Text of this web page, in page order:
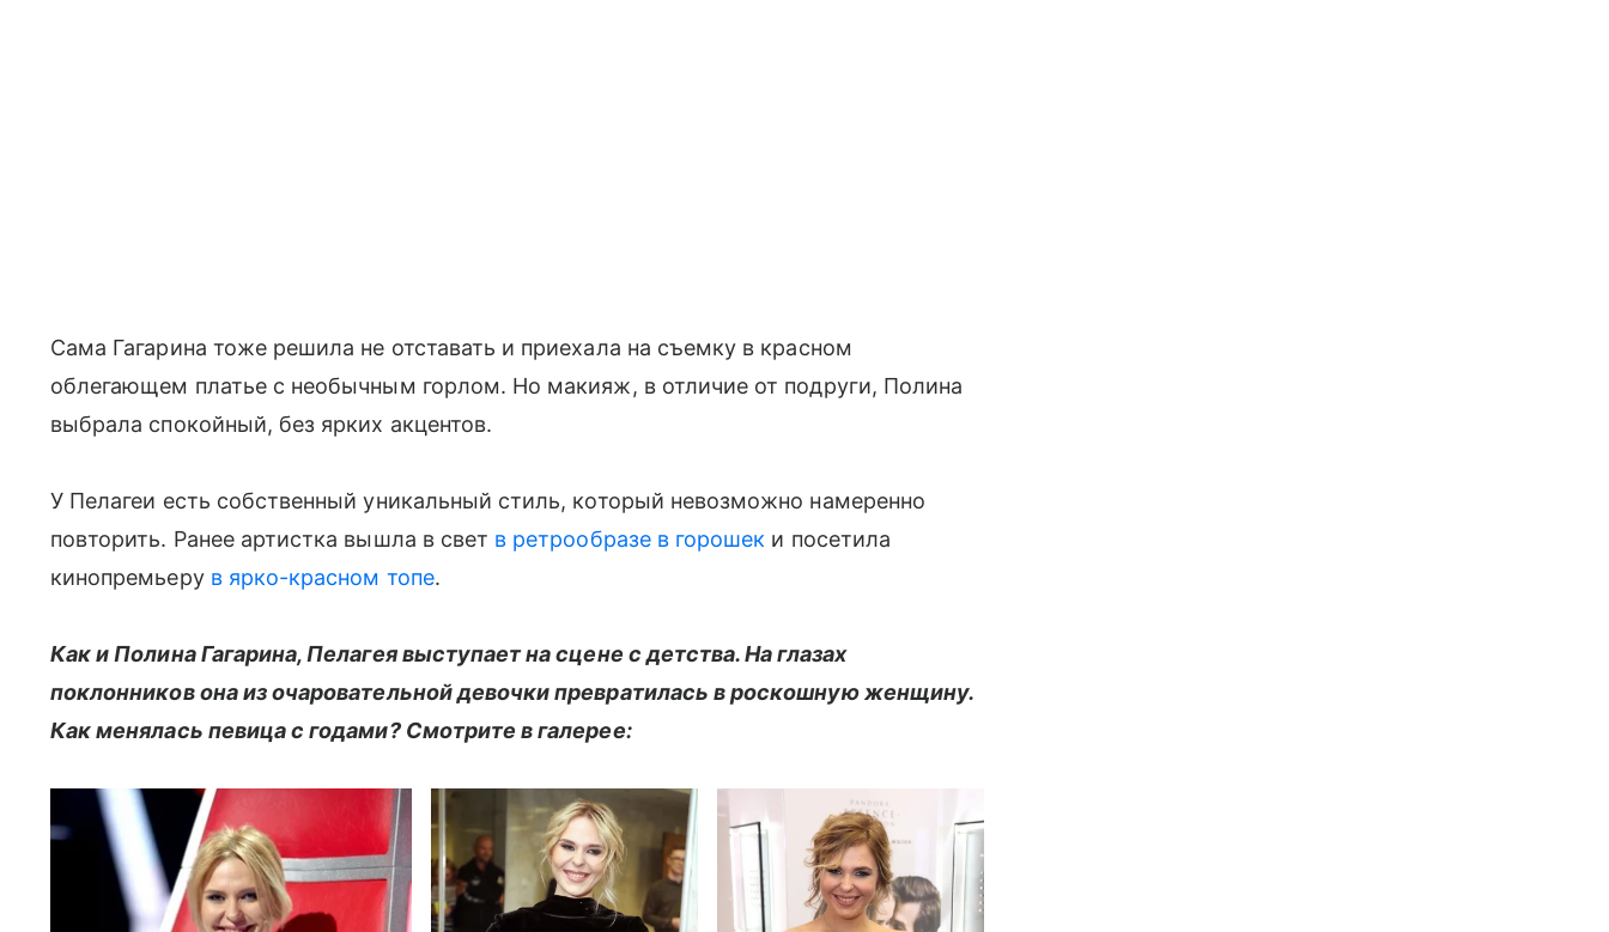
Сама Гагарина тоже решила не отставать и приехала на съемку в красном
облегающем платье с необычным горлом. Но макияж, в отличие от подруги, Полина
выбрала спокойный, без ярких акцентов.
У Пелагеи есть собственный уникальный стиль, который невозможно намеренно
повторить. Ранее артистка вышла в свет в ретрообразе в горошек и посетила
кинопремьеру в ярко-красном топе.
Как и Полина Гагарина, Пелагея выступает на сцене с детства. На глазах
поклонников она из очаровательной девочки превратилась в роскошную женщину.
Как менялась певица с годами? Смотрите в галерее: